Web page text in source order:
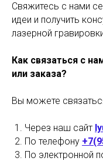
Свяжитесь с нами
идеи и получить
лазерной
Как связаться с
или заказа?
Вы можете
Через наш сайт
По телефону
По электронной